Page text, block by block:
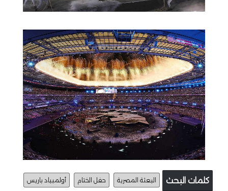
كلمات البحث البعثة المصرية حفل الختام أولمبياد باريس